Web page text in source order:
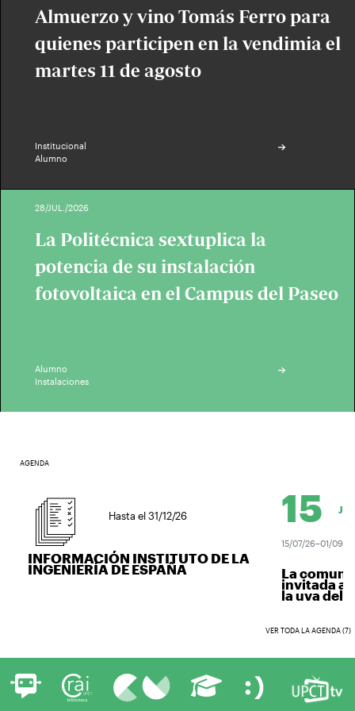
Almuerzo y vino Tomás Ferro para
quienes participen en la vendimia el
martes 11 de agosto
Institucional
Alumno
28/JUL./2026
La Politécnica sextuplica la
potencia de su instalación
fotovoltaica en el Campus del Paseo
Alumno
Instalaciones
AGENDA
Hasta el 31/12/26
INFORMACIÓN INSTITUTO DE LA
INGENIERÍA DE ESPAÑA
15 JUL.
15/07/26–01/09/26
La
invitada a
la uva del
VER TODA LA AGENDA (7)